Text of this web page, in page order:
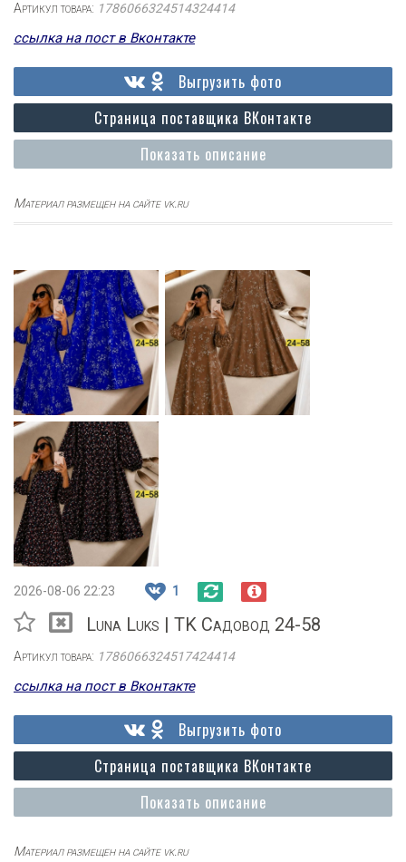
Артикул товара: 1786066324514324414
ссылка на пост в Вконтакте
Показать описание
Страница поставщика ВКонтакте
Выгрузить фото
Материал размещен на сайте vk.ru
2026-08-06 22:23 1
Luna Luks | TK Садовод 24-58
Артикул товара: 1786066324517424414
ссылка на пост в Вконтакте
Показать описание
Страница поставщика ВКонтакте
Выгрузить фото
Материал размещен на сайте vk.ru